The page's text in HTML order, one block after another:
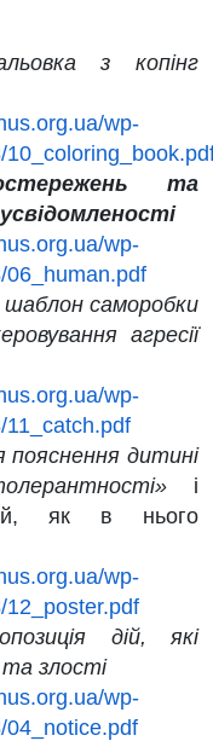
з копінг
wp-
та
wp-
06_human.pdf
саморобки
агресії
wp-
дитині
і
як в нього
wp-
дій, які
злості
wp-
04_notice.pdf